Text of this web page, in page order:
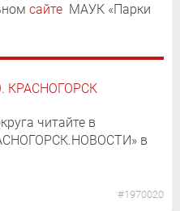
сайте МАУК «Парки
КРАСНОГОРСК
читайте в
в
#1970020